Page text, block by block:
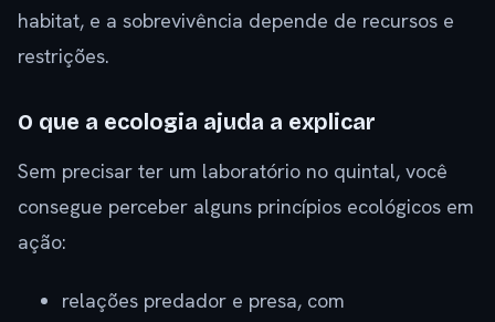
habitat, e a sobrevivência depende de recursos e
restrições.
O que a ecologia ajuda a explicar
Sem precisar ter um laboratório no quintal, você
consegue perceber alguns princípios ecológicos em
ação:
relações predador e presa, com